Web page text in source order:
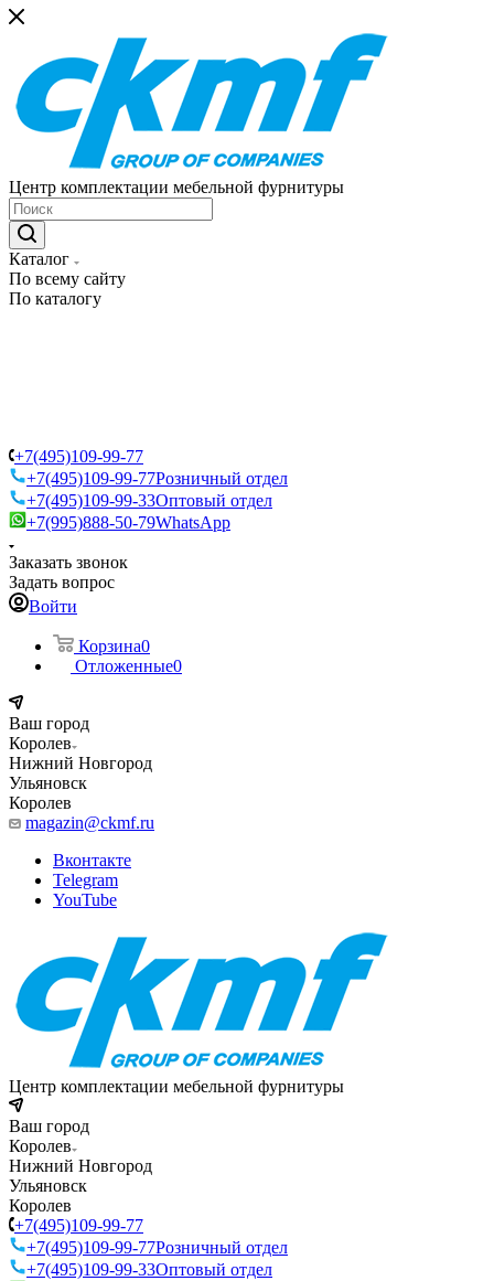
Центр комплектации мебельной фурнитуры
Каталог
По всему сайту
По каталогу
+7(495)109-99-77
+7(495)109-99-77Розничный отдел
+7(495)109-99-33Оптовый отдел
+7(995)888-50-79WhatsApp
Заказать звонок
Задать вопрос
Войти
Корзина0
Отложенные0
Ваш город
Королев
Нижний Новгород
Ульяновск
Королев
magazin@ckmf.ru
Вконтакте
Telegram
YouTube
Центр комплектации мебельной фурнитуры
Ваш город
Королев
Нижний Новгород
Ульяновск
Королев
+7(495)109-99-77
+7(495)109-99-77Розничный отдел
+7(495)109-99-33Оптовый отдел